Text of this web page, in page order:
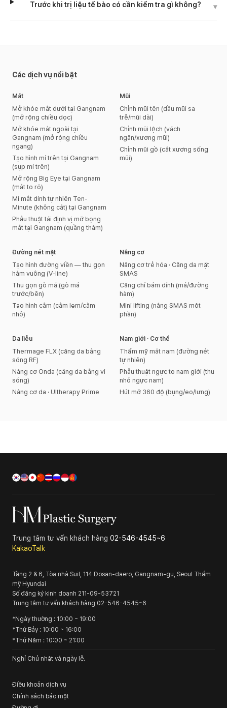
Trước khi trị liệu tế bào có cần kiểm tra gì không? ▾
Các dịch vụ nổi bật
Mắt
Mở khóe mắt dưới tại Gangnam
(mở rộng chiều dọc)
Mở khóe mắt ngoài tại
Gangnam (mở rộng chiều
ngang)
Tạo hình mí trên tại Gangnam
(sụp mí trên)
Mở rộng Big Eye tại Gangnam
(mắt to rõ)
Mí mắt dính tự nhiên Ten-
Minute (không cắt) tại Gangnam
Phẫu thuật tái định vị mỡ bọng
mắt tại Gangnam (quầng thâm)
Mũi
Chỉnh mũi tên (đầu mũi sa
trễ/mũi dài)
Chỉnh mũi lệch (vách
ngăn/xương mũi)
Chỉnh mũi gồ (cắt xương sống
mũi)
Đường nét mặt
Tạo hình đường viền — thu gọn
hàm vuông (V-line)
Thu gọn gò má (gò má
trước/bên)
Tạo hình cằm (cằm lẹm/cằm
nhô)
Nâng cơ
Nâng cơ trẻ hóa · Căng da mặt
SMAS
Căng chỉ bám dính (má/đường
hàm)
Mini lifting (nâng SMAS một
phần)
Da liễu
Thermage FLX (căng da bằng
sóng RF)
Nâng cơ Onda (căng da bằng vi
sóng)
Nâng cơ da · Ultherapy Prime
Nam giới · Cơ thể
Thẩm mỹ mắt nam (đường nét
tự nhiên)
Phẫu thuật ngực to nam giới (thu
nhỏ ngực nam)
Hút mỡ 360 độ (bụng/eo/lưng)
Trung tâm tư vấn khách hàng 02-546-4545~6
KakaoTalk
Tầng 2 & 6, Tòa nhà Suil, 114 Dosan-daero, Gangnam-gu, Seoul Thẩm
mỹ Hyundai
Số đăng ký kinh doanh 211-09-53721
Trung tâm tư vấn khách hàng 02-546-4545~6
*Ngày thường : 10:00 ~ 19:00
*Thứ Bảy : 10:00 ~ 16:00
*Thứ Năm : 10:00 ~ 21:00
Nghỉ Chủ nhật và ngày lễ.
Điều khoản dịch vụ
Chính sách bảo mật